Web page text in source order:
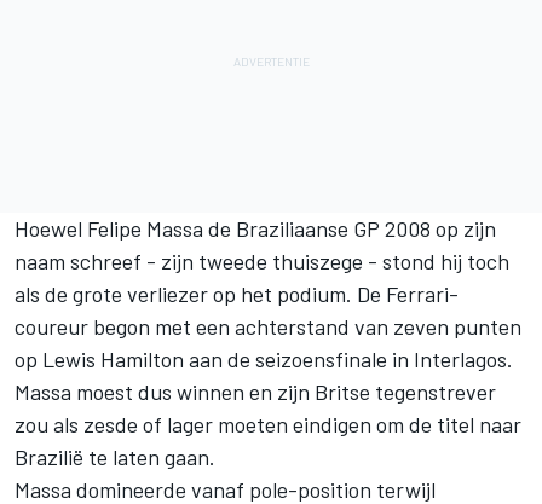
Hoewel Felipe Massa de Braziliaanse GP 2008 op zijn
naam schreef - zijn tweede thuiszege - stond hij toch
als de grote verliezer op het podium. De Ferrari-
coureur begon met een achterstand van zeven punten
op Lewis Hamilton aan de seizoensfinale in Interlagos.
Massa moest dus winnen en zijn Britse tegenstrever
zou als zesde of lager moeten eindigen om de titel naar
Brazilië te laten gaan.
Massa domineerde vanaf pole-position terwijl